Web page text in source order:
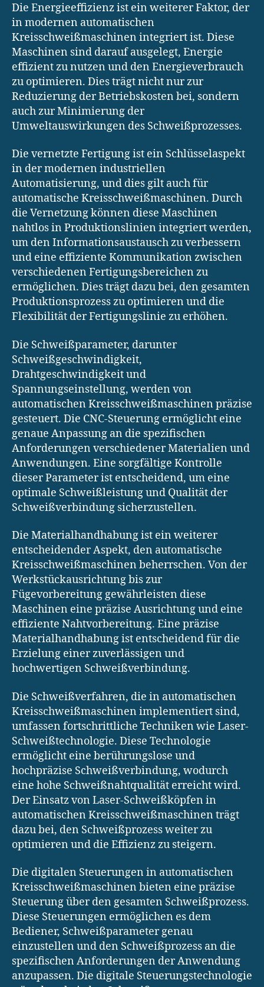
Die Energieeffizienz ist ein weiterer Faktor, der
in modernen automatischen
Kreisschweißmaschinen integriert ist. Diese
Maschinen sind darauf ausgelegt, Energie
effizient zu nutzen und den Energieverbrauch
zu optimieren. Dies trägt nicht nur zur
Reduzierung der Betriebskosten bei, sondern
auch zur Minimierung der
Umweltauswirkungen des Schweißprozesses.
Die vernetzte Fertigung ist ein Schlüsselaspekt
in der modernen industriellen
Automatisierung, und dies gilt auch für
automatische Kreisschweißmaschinen. Durch
die Vernetzung können diese Maschinen
nahtlos in Produktionslinien integriert werden,
um den Informationsaustausch zu verbessern
und eine effiziente Kommunikation zwischen
verschiedenen Fertigungsbereichen zu
ermöglichen. Dies trägt dazu bei, den gesamten
Produktionsprozess zu optimieren und die
Flexibilität der Fertigungslinie zu erhöhen.
Die Schweißparameter, darunter
Schweißgeschwindigkeit,
Drahtgeschwindigkeit und
Spannungseinstellung, werden von
automatischen Kreisschweißmaschinen präzise
gesteuert. Die CNC-Steuerung ermöglicht eine
genaue Anpassung an die spezifischen
Anforderungen verschiedener Materialien und
Anwendungen. Eine sorgfältige Kontrolle
dieser Parameter ist entscheidend, um eine
optimale Schweißleistung und Qualität der
Schweißverbindung sicherzustellen.
Die Materialhandhabung ist ein weiterer
entscheidender Aspekt, den automatische
Kreisschweißmaschinen beherrschen. Von der
Werkstückausrichtung bis zur
Fügevorbereitung gewährleisten diese
Maschinen eine präzise Ausrichtung und eine
effiziente Nahtvorbereitung. Eine präzise
Materialhandhabung ist entscheidend für die
Erzielung einer zuverlässigen und
hochwertigen Schweißverbindung.
Die Schweißverfahren, die in automatischen
Kreisschweißmaschinen implementiert sind,
umfassen fortschrittliche Techniken wie Laser-
Schweißtechnologie. Diese Technologie
ermöglicht eine berührungslose und
hochpräzise Schweißverbindung, wodurch
eine hohe Schweißnahtqualität erreicht wird.
Der Einsatz von Laser-Schweißköpfen in
automatischen Kreisschweißmaschinen trägt
dazu bei, den Schweißprozess weiter zu
optimieren und die Effizienz zu steigern.
Die digitalen Steuerungen in automatischen
Kreisschweißmaschinen bieten eine präzise
Steuerung über den gesamten Schweißprozess.
Diese Steuerungen ermöglichen es dem
Bediener, Schweißparameter genau
einzustellen und den Schweißprozess an die
spezifischen Anforderungen der Anwendung
anzupassen. Die digitale Steuerungstechnologie